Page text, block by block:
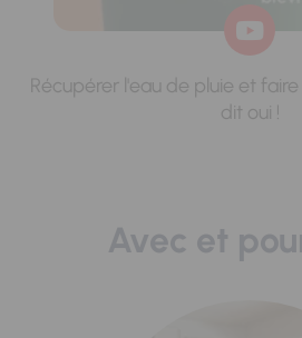
Récupérer l'eau de pluie et
dit oui !
Avec et